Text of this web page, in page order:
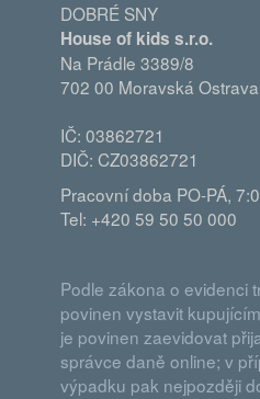
DOBRÉ SNY
House of kids s.r.o.
Na Prádle 3389/8
702 00 Moravská Ostrava
IČ: 03862721
DIČ: CZ03862721
Pracovní doba PO-PÁ,
Tel: +420 59 50 50 000
Podle zákona o evidenci
povinen vystavit
je povinen zaevidovat
správce daně online; v
výpadku pak nejpozději